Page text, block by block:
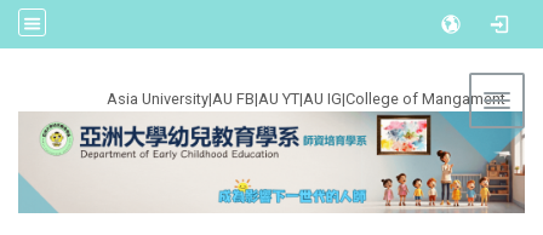
Asia University|AU FB|AU YT|AU IG|College of Mangament